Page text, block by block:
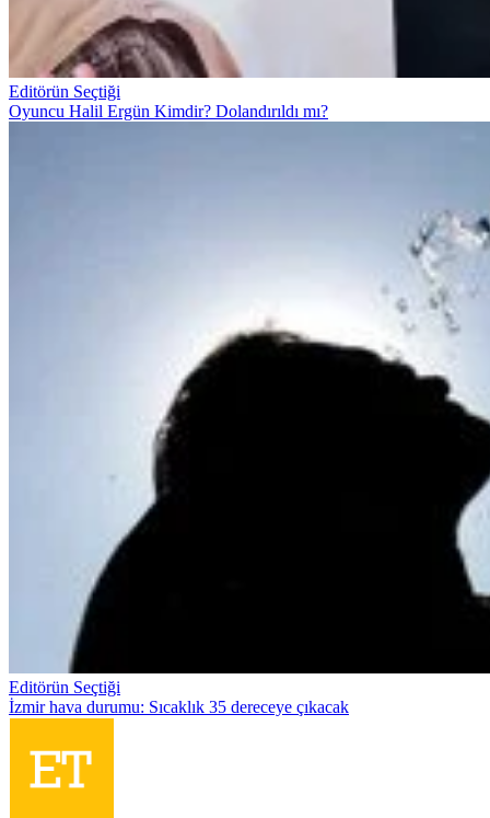
Editörün Seçtiği
Oyuncu Halil Ergün Kimdir? Dolandırıldı mı?
Editörün Seçtiği
İzmir hava durumu: Sıcaklık 35 dereceye çıkacak